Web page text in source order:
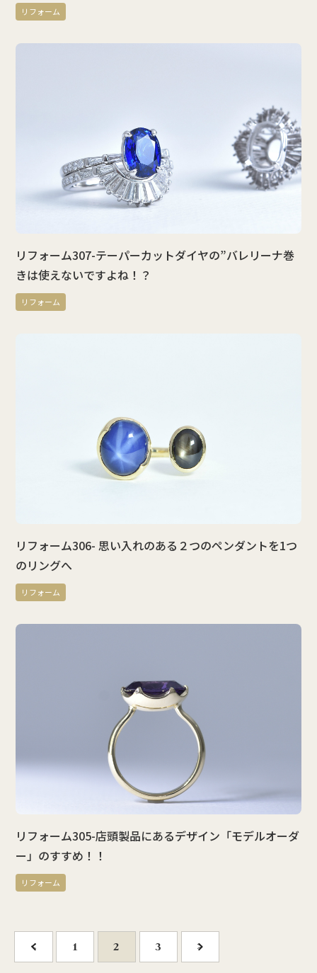
リフォーム
リフォーム307-テーパーカットダイヤの”バレリーナ巻
きは使えないですよね！？
リフォーム
リフォーム306- 思い入れのある２つのペンダントを1つ
のリングへ
リフォーム
リフォーム305-店頭製品にあるデザイン「モデルオーダ
ー」のすすめ！！
リフォーム
< 1 2 3 >